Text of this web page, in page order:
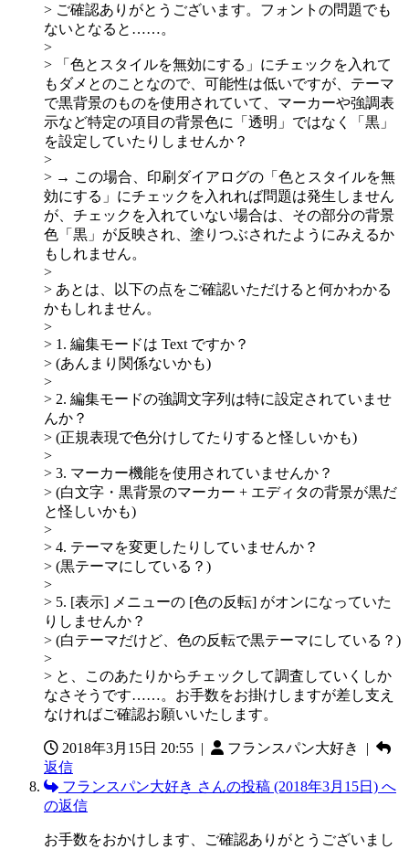
> ご確認ありがとうございます。フォントの問題でも
ないとなると……。
>
> 「色とスタイルを無効にする」にチェックを入れて
もダメとのことなので、可能性は低いですが、テーマ
で黒背景のものを使用されていて、マーカーや強調表
示など特定の項目の背景色に「透明」ではなく「黒」
を設定していたりしませんか？
>
> → この場合、印刷ダイアログの「色とスタイルを無
効にする」にチェックを入れれば問題は発生しません
が、チェックを入れていない場合は、その部分の背景
色「黒」が反映され、塗りつぶされたようにみえるか
もしれません。
>
> あとは、以下の点をご確認いただけると何かわかる
かもしれません。
>
> 1. 編集モードは Text ですか？
> (あんまり関係ないかも)
>
> 2. 編集モードの強調文字列は特に設定されていませ
んか？
> (正規表現で色分けしてたりすると怪しいかも)
>
> 3. マーカー機能を使用されていませんか？
> (白文字・黒背景のマーカー + エディタの背景が黒だ
と怪しいかも)
>
> 4. テーマを変更したりしていませんか？
> (黒テーマにしている？)
>
> 5. [表示] メニューの [色の反転] がオンになっていた
りしませんか？
> (白テーマだけど、色の反転で黒テーマにしている？)
>
> と、このあたりからチェックして調査していくしか
なさそうです……。お手数をお掛けしますが差し支え
なければご確認お願いいたします。
2018年3月15日 20:55 |
フランスパン大好き |
返信
フランスパン大好き さんの投稿 (2018年3月15日) へ
の返信
お手数をおかけします、ご確認ありがとうございまし